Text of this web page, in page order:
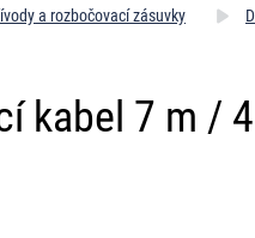
a rozbočovací zásuvky
kabel 7 m /